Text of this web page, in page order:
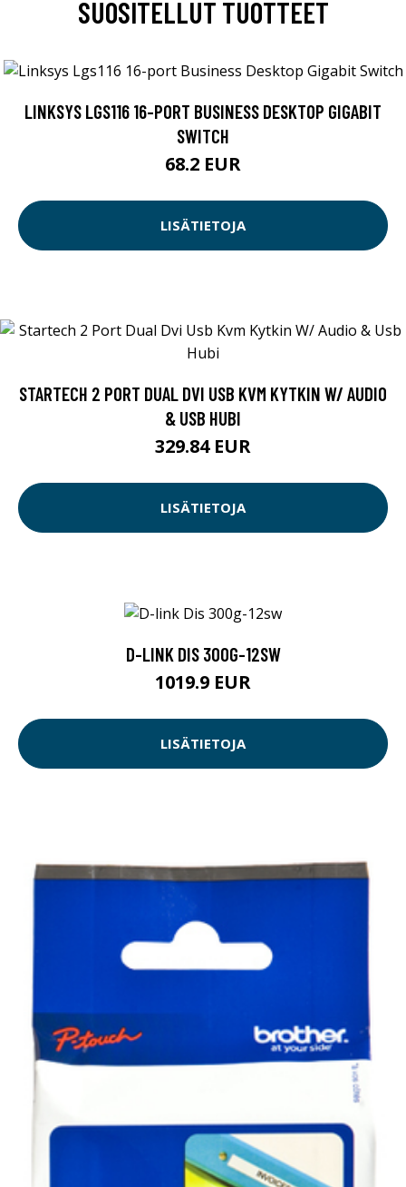
SUOSITELLUT TUOTTEET
LINKSYS LGS116 16-PORT BUSINESS DESKTOP GIGABIT
SWITCH
68.2 EUR
LISÄTIETOJA
STARTECH 2 PORT DUAL DVI USB KVM KYTKIN W/ AUDIO
& USB HUBI
329.84 EUR
LISÄTIETOJA
D-LINK DIS 300G-12SW
1019.9 EUR
LISÄTIETOJA